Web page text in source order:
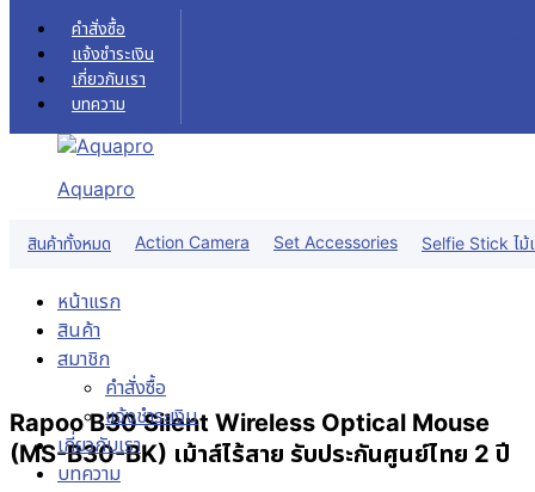
Skip to content
คำสั่งซื้อ
แจ้งชำระเงิน
เกี่ยวกับเรา
บทความ
Aquapro
สินค้าทั้งหมด Action Camera Set Accessories Selfie Stick ไม้
หน้าแรก
สินค้า
สมาชิก
คำสั่งซื้อ
แจ้งชำระเงิน
เกี่ยวกับเรา
บทความ
Rapoo B30 Silent Wireless Optical Mouse
(MS-B30-BK) เม้าส์ไร้สาย รับประกันศูนย์ไทย 2 ปี